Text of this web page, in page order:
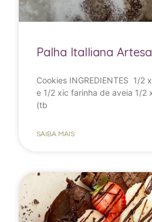
Palha Italliana
Cookies INGREDIENTES 1/2
e 1/2 xic farinha de aveia 1/2
(tb
SAIBA MAIS